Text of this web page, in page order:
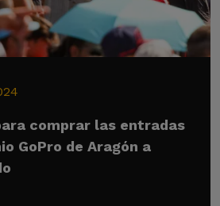
comprar las entradas
GoPro de Aragón a